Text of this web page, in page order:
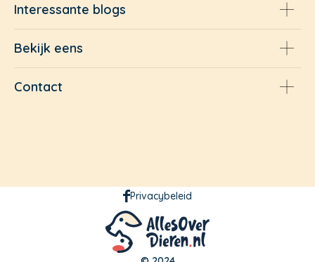
Interessante blogs
Bekijk eens
Contact
Privacybeleid